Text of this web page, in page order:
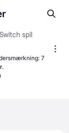
spil
7